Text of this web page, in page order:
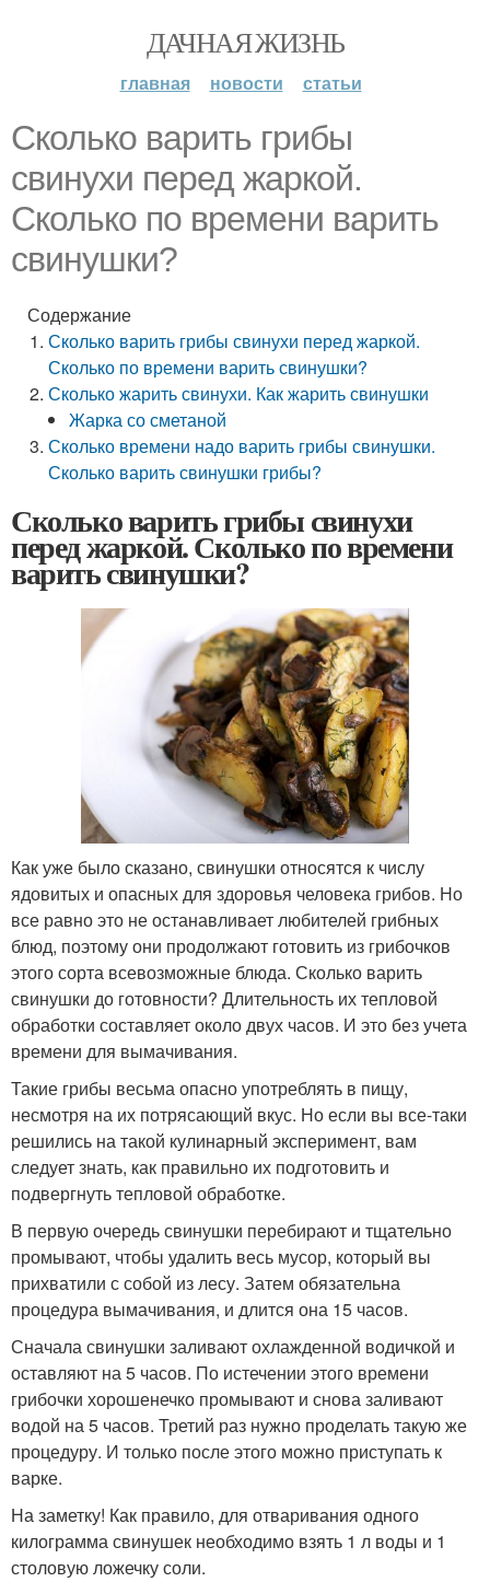
ДАЧНАЯ ЖИЗНЬ
главная новости статьи
Сколько варить грибы
свинухи перед жаркой.
Сколько по времени варить
свинушки?
Содержание
Сколько варить грибы свинухи перед жаркой.
Сколько по времени варить свинушки?
Сколько жарить свинухи. Как жарить свинушки
Жарка со сметаной
Сколько времени надо варить грибы свинушки.
Сколько варить свинушки грибы?
Сколько варить грибы свинухи
перед жаркой. Сколько по времени
варить свинушки?
Как уже было сказано, свинушки относятся к числу
ядовитых и опасных для здоровья человека грибов. Но
все равно это не останавливает любителей грибных
блюд, поэтому они продолжают готовить из грибочков
этого сорта всевозможные блюда. Сколько варить
свинушки до готовности? Длительность их тепловой
обработки составляет около двух часов. И это без учета
времени для вымачивания.
Такие грибы весьма опасно употреблять в пищу,
несмотря на их потрясающий вкус. Но если вы все-таки
решились на такой кулинарный эксперимент, вам
следует знать, как правильно их подготовить и
подвергнуть тепловой обработке.
В первую очередь свинушки перебирают и тщательно
промывают, чтобы удалить весь мусор, который вы
прихватили с собой из лесу. Затем обязательна
процедура вымачивания, и длится она 15 часов.
Сначала свинушки заливают охлажденной водичкой и
оставляют на 5 часов. По истечении этого времени
грибочки хорошенечко промывают и снова заливают
водой на 5 часов. Третий раз нужно проделать такую же
процедуру. И только после этого можно приступать к
варке.
На заметку! Как правило, для отваривания одного
килограмма свинушек необходимо взять 1 л воды и 1
столовую ложечку соли.